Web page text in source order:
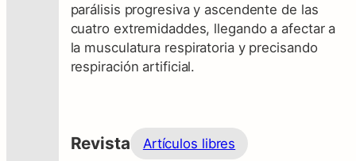
parálisis progresiva y ascendente de las
cuatro extremidaddes, llegando a afectar a
la musculatura respiratoria y precisando
respiración artificial.
Revista Artículos libres